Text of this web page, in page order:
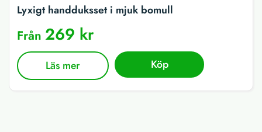
Lyxigt handduksset i mjuk bomull
Från 269 kr
Läs mer Köp